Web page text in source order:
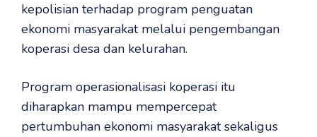
kepolisian terhadap program penguatan
ekonomi masyarakat melalui pengembangan
koperasi desa dan kelurahan.
Program operasionalisasi koperasi itu
diharapkan mampu mempercepat
pertumbuhan ekonomi masyarakat sekaligus